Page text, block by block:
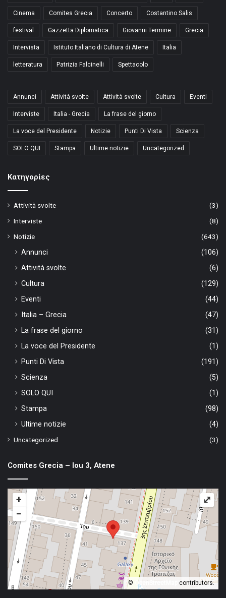
Cinema Comites Grecia Concerto Costantino Salis
festival Gazzetta Diplomatica Giovanni Termine Grecia
Intervista Istituto Italiano di Cultura di Atene Italia
letteratura Patrizia Falcinelli Spettacolo
Annunci Attività svolte Attività svolte Cultura Eventi
Interviste Italia - Grecia La frase del giorno
La voce del Presidente Notizie Punti Di Vista Scienza
SOLO QUI Stampa Ultime notizie Uncategorized
Kατηγορίες
Attività svolte
(3)
Interviste
(8)
Notizie
(643)
Annunci
(106)
Attività svolte
(6)
Cultura
(129)
Eventi
(44)
Italia – Grecia
(47)
La frase del giorno
(31)
La voce del Presidente
(1)
Punti Di Vista
(191)
Scienza
(5)
SOLO QUI
(1)
Stampa
(98)
Ultime notizie
(4)
Uncategorized
(3)
Comites Grecia – Iou 3, Atene
+
−
© OpenStreetMap contributors.
⤢